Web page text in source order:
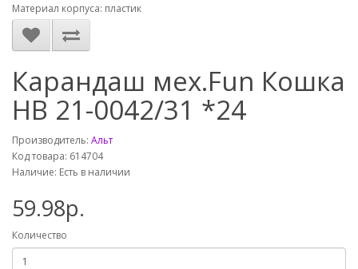
Материал корпуса: пластик
Карандаш мех.Fun Кошка
HB 21-0042/31 *24
Производитель: Альт
Код товара: 614704
Наличие: Есть в наличии
59.98р.
Количество